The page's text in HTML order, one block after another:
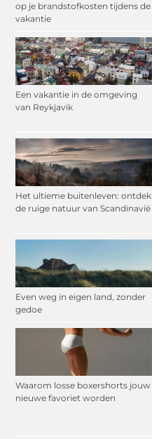
op je brandstofkosten tijdens de
vakantie
Een vakantie in de omgeving
van Reykjavik
Het ultieme buitenleven: ontdek
de ruige natuur van Scandinavië
Even weg in eigen land, zonder
gedoe
Waarom losse boxershorts jouw
nieuwe favoriet worden